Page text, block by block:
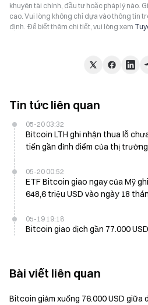
khuyên tài chính, đầu tư hoặc pháp lý nào.
cao. Vui lòng không chỉ dựa vào thông tin
định. Để biết thêm chi tiết, vui lòng xem
Tin tức liên quan
05-20 03:32
Bitcoin LTH ghi nhận thua lỗ
tiến gần đỉnh điểm của thị
05-20 00:52
ETF Bitcoin giao ngay của Mỹ
648,6 triệu USD vào ngày 18
05-19 19:18
Bitcoin giao dịch gần 77.000
Bài viết liên quan
Bitcoin giảm xuống 76.000 USD giữa